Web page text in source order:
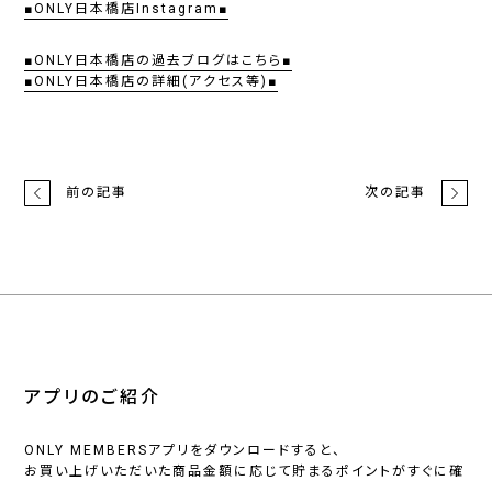
■ONLY日本橋店Instagram■
■ONLY日本橋店の過去ブログはこちら■
■ONLY日本橋店の詳細(アクセス等)■
前の記事 次の記事
アプリのご紹介
ONLY MEMBERSアプリをダウンロードすると、
お買い上げいただいた商品金額に応じて貯まるポイントがすぐに確